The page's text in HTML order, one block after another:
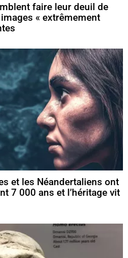
faire leur deuil de
« extrêmement
et les Néandertaliens ont
7 000 ans et l’héritage vit